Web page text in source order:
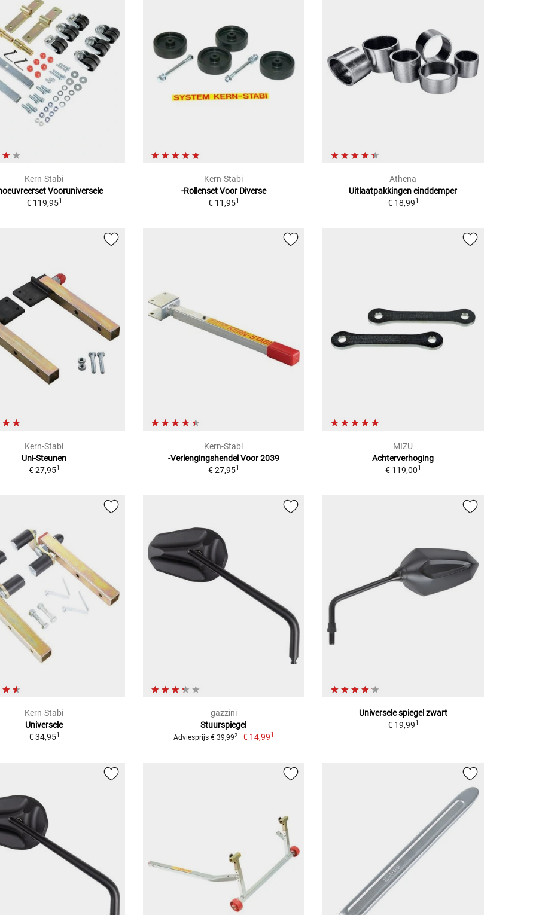
Kern-Stabi
Vooruniversele
€ 119,951
Kern-Stabi
-Rollenset Voor Diverse
€ 11,951
Athena
Uitlaatpakkingen einddemper
€ 18,991
Kern-Stabi
Uni-Steunen
€ 27,951
Kern-Stabi
-Verlengingshendel Voor 2039
€ 27,951
MIZU
Achterverhoging
€ 119,001
Kern-Stabi
Universele
€ 34,951
gazzini
Stuurspiegel
Adviesprijs € 39,992 € 14,991
Universele spiegel zwart
€ 19,991